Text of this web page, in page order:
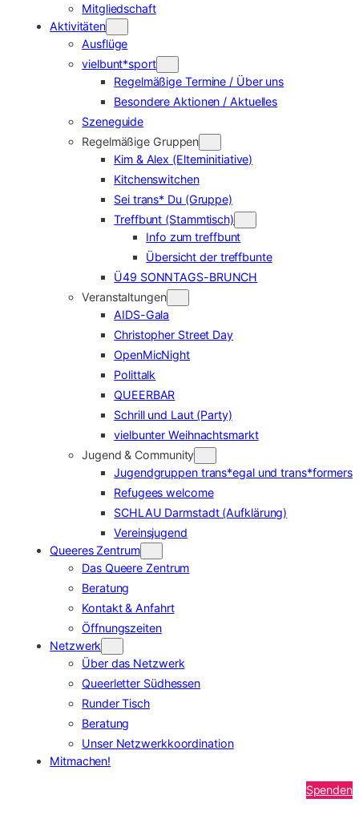
Mitgliedschaft
Aktivitäten
Ausflüge
vielbunt*sport
Regelmäßige Termine / Über uns
Besondere Aktionen / Aktuelles
Szeneguide
Regelmäßige Gruppen
Kim & Alex (Elterninitiative)
Kitchenswitchen
Sei trans* Du (Gruppe)
Treffbunt (Stammtisch)
Info zum treffbunt
Übersicht der treffbunte
Ü49 SONNTAGS-BRUNCH
Veranstaltungen
AIDS-Gala
Christopher Street Day
OpenMicNight
Polittalk
QUEERBAR
Schrill und Laut (Party)
vielbunter Weihnachtsmarkt
Jugend & Community
Jugendgruppen trans*egal und trans*formers
Refugees welcome
SCHLAU Darmstadt (Aufklärung)
Vereinsjugend
Queeres Zentrum
Das Queere Zentrum
Beratung
Kontakt & Anfahrt
Öffnungszeiten
Netzwerk
Über das Netzwerk
Queerletter Südhessen
Runder Tisch
Beratung
Unser Netzwerkkoordination
Mitmachen!
Spenden